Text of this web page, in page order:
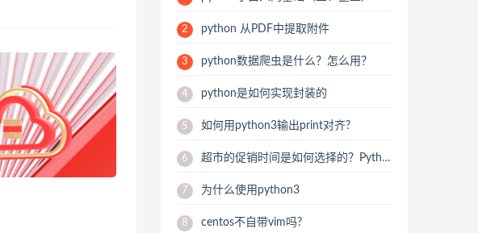
2 python 从PDF中提取附件
3 python数据爬虫是什么？怎么用？
4 python是如何实现封装的
5 如何用python3输出print对齐?
6 超市的促销时间是如何选择的？Python用数据来帮你分析
7 为什么使用python3
8 centos不自带vim吗?